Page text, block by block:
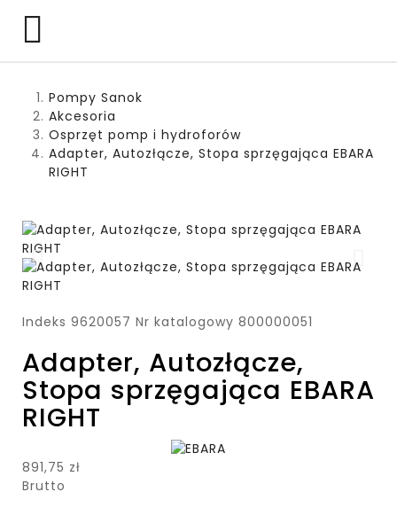

Pompy Sanok
Akcesoria
Osprzęt pomp i hydroforów
Adapter, Autozłącze, Stopa sprzęgająca EBARA
RIGHT
Indeks 9620057 Nr katalogowy 800000051
Adapter, Autozłącze,
Stopa sprzęgająca EBARA
RIGHT
891,75 zł
Brutto